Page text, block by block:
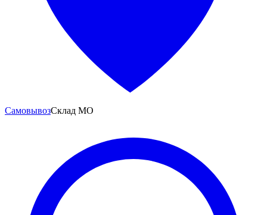
СамовывозСклад МО